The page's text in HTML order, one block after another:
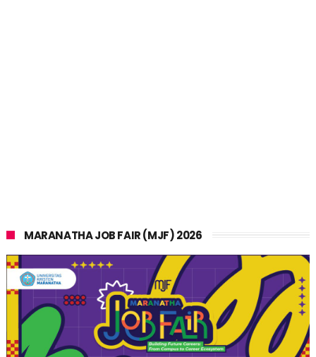
MARANATHA JOB FAIR (MJF) 2026